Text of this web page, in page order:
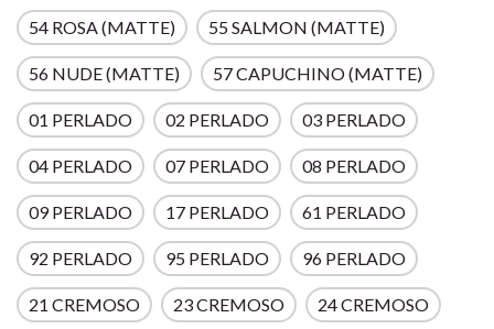
54 ROSA (MATTE) 55 SALMON (MATTE)
56 NUDE (MATTE) 57 CAPUCHINO (MATTE)
01 PERLADO 02 PERLADO 03 PERLADO
04 PERLADO 07 PERLADO 08 PERLADO
09 PERLADO 17 PERLADO 61 PERLADO
92 PERLADO 95 PERLADO 96 PERLADO
21 CREMOSO 23 CREMOSO 24 CREMOSO